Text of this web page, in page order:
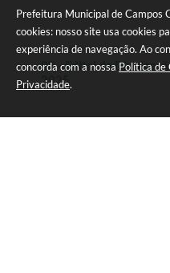
Prefeitura Municipal de Campos
cookies: nosso site usa cookies
experiência de navegação. Ao
concorda com a nossa Política de
Privacidade.
12 MAR 2026 - 17h25
08 - Edital de
2025